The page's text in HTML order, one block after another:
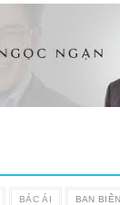
BÁC ÁI BAN